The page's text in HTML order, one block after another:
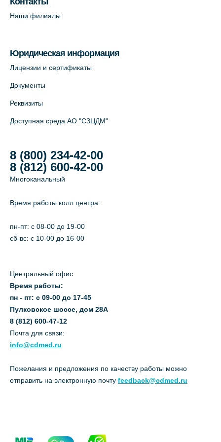
+7 (812) 565-11-12
Лабораторный терминал на Большом
+7 (812) 565-11-12
На карте
Наши филиалы
Юридическая информация
Лицензии и сертификаты
Документы
Реквизиты
Доступная среда АО "СЗЦДМ"
8 (800) 234-42-00
8 (812) 600-42-00
Многоканальный
Время работы колл центра:
пн-пт: c 08-00 до 19-00
сб-вс: с 10-00 до 16-00
Центральный офис
Время работы:
пн - пт: с 09-00 до 17-45
Пулковское шоссе, дом 28А
8 (812) 600-47-12
Почта для связи:
info@cdmed.ru
Пожелания и предложения по качеству работы можно
отправить на электронную почту feedback@cdmed.ru